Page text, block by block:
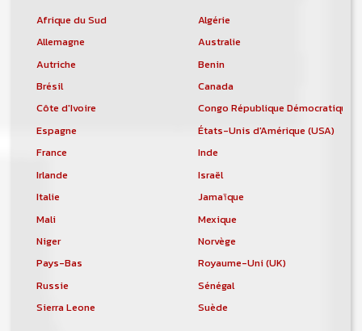
Afrique du Sud
Algérie
Allemagne
Australie
Autriche
Benin
Brésil
Canada
Côte d'Ivoire
Congo République Démocratique
Espagne
États-Unis d'Amérique (USA)
France
Inde
Irlande
Israël
Italie
Jamaïque
Mali
Mexique
Niger
Norvège
Pays-Bas
Royaume-Uni (UK)
Russie
Sénégal
Sierra Leone
Suède